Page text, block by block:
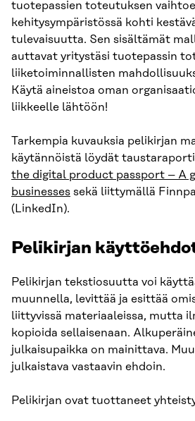
tuotepassien toteutuksen
kehitysympäristössä kohti
tulevaisuutta. Sen sisältämät
auttavat yritystäsi tuotepassin
liiketoiminnallisten
Käytä aineistoa oman
liikkeelle lähtöön!
Tarkempia kuvauksia pelikirjan
käytännöistä löydät
the digital product passport – A
businesses sekä liittymällä
(LinkedIn).
Pelikirjan
Pelikirjan tekstiosuutta voi
muunnella, levittää ja esittää
liittyvissä materiaaleissa, mutta
kopioida sellaisenaan.
julkaisupaikka on mainittava.
julkaistava vastaavin ehdoin.
Pelikirjan ovat tuottaneet